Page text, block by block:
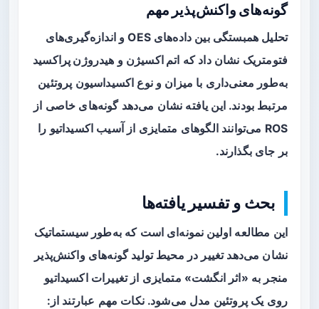
گونه‌های واکنش‌پذیر مهم
تحلیل همبستگی بین داده‌های OES و اندازه‌گیری‌های
فتومتریک نشان داد که اتم اکسیژن و هیدروژن پراکسید
به‌طور معنی‌داری با میزان و نوع اکسیداسیون پروتئین
مرتبط بودند. این یافته نشان می‌دهد گونه‌های خاصی از
ROS می‌توانند الگوهای متمایزی از آسیب اکسیداتیو را
بر جای بگذارند.
بحث و تفسیر یافته‌ها
این مطالعه اولین نمونه‌ای است که به‌طور سیستماتیک
نشان می‌دهد تغییر در محیط تولید گونه‌های واکنش‌پذیر
منجر به «اثر انگشت» متمایزی از تغییرات اکسیداتیو
روی یک پروتئین مدل می‌شود. نکات مهم عبارتند از: